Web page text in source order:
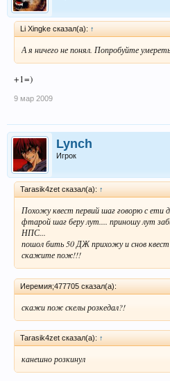
Li Xingke сказал(а): ↑
А я ничего не понял. Попробуйте умереть
+1=)
9 мар 2009
Lynch
Игрок
Tarasik4zet сказал(а): ↑
Похожу квест первий шаг говорю с ети
фтарой шаг беру лут.... приношу лут
НПС...
пошол бить 50 ДЖ прихожу и снов квест
скажите пож!!!
Иеремия;477705 сказал(а):
скажи пож скелы розкедал?!
Tarasik4zet сказал(а): ↑
канешно розкинул